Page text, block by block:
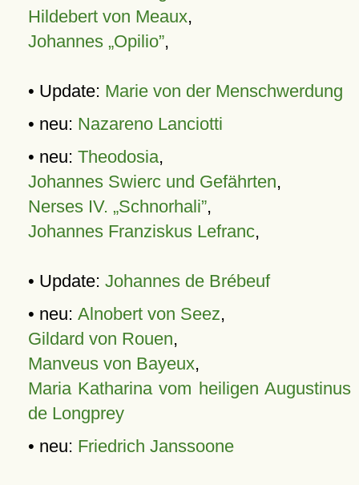
Hildebert von Meaux,
Johannes „Opilio”,
• Update: Marie von der Menschwerdung
• neu: Nazareno Lanciotti
• neu: Theodosia,
Johannes Swierc und Gefährten,
Nerses IV. „Schnorhali”,
Johannes Franziskus Lefranc,
• Update: Johannes de Brébeuf
• neu: Alnobert von Seez,
Gildard von Rouen,
Manveus von Bayeux,
Maria Katharina vom heiligen Augustinus
de Longprey
• neu: Friedrich Janssoone